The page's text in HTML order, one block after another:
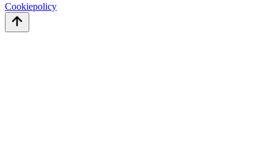
Cookiepolicy